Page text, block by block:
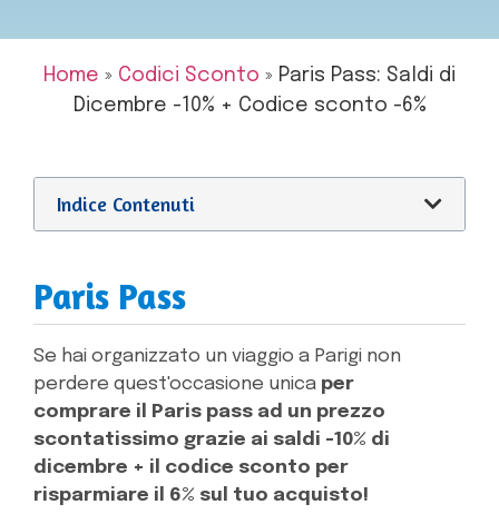
Home » Codici Sconto » Paris Pass: Saldi di
Dicembre -10% + Codice sconto -6%
Indice Contenuti
Paris Pass
Se hai organizzato un viaggio a Parigi non
perdere quest'occasione unica per
comprare il Paris pass ad un prezzo
scontatissimo grazie ai saldi -10% di
dicembre + il codice sconto per
risparmiare il 6% sul tuo acquisto!